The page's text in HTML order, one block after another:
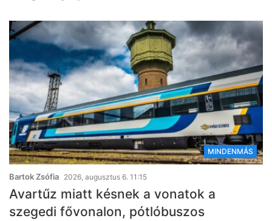
MINDENMÁS
Bartok Zsófia 2026, augusztus 6. 11:15
Avartűz miatt késnek a vonatok a
szegedi fővonalon, pótlóbuszos